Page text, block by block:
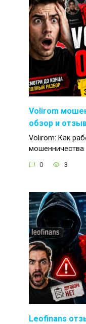
Volirom
обзор и
Volirom: Как
мошенничества
0 3
Leofinans